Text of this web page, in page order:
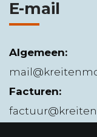
E-mail
Algemeen:
Facturen: